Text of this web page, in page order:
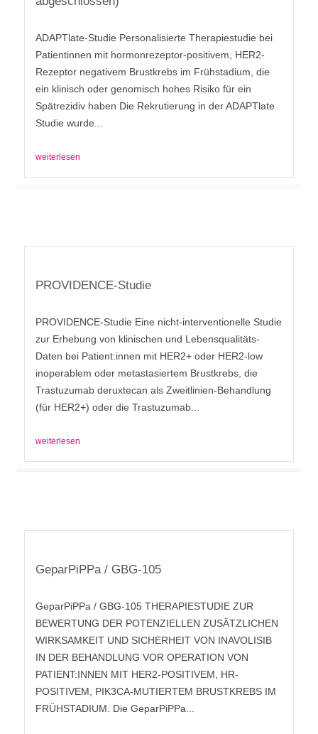
ADAPTlate-Studie Personalisierte Therapiestudie bei
Patientinnen mit hormonrezeptor-positivem, HER2-
Rezeptor negativem Brustkrebs im Frühstadium, die
ein klinisch oder genomisch hohes Risiko für ein
Spätrezidiv haben Die Rekrutierung in der ADAPTlate
Studie wurde...
weiterlesen
PROVIDENCE-Studie
PROVIDENCE-Studie Eine nicht-interventionelle Studie
zur Erhebung von klinischen und Lebensqualitäts-
Daten bei Patient:innen mit HER2+ oder HER2-low
inoperablem oder metastasiertem Brustkrebs, die
Trastuzumab deruxtecan als Zweitlinien-Behandlung
(für HER2+) oder die Trastuzumab...
weiterlesen
GeparPiPPa / GBG-105
GeparPiPPa / GBG-105 THERAPIESTUDIE ZUR
BEWERTUNG DER POTENZIELLEN ZUSÄTZLICHEN
WIRKSAMKEIT UND SICHERHEIT VON INAVOLISIB
IN DER BEHANDLUNG VOR OPERATION VON
PATIENT:INNEN MIT HER2-POSITIVEM, HR-
POSITIVEM, PIK3CA-MUTIERTEM BRUSTKREBS IM
FRÜHSTADIUM. Die GeparPiPPa...